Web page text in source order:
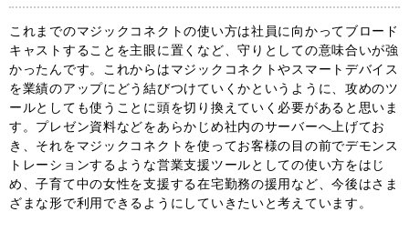
これまでのマジックコネクトの使い方は社員に向かってブロード
キャストすることを主眼に置くなど、守りとしての意味合いが強
かったんです。これからはマジックコネクトやスマートデバイス
を業績のアップにどう結びつけていくかというように、攻めのツ
ールとしても使うことに頭を切り換えていく必要があると思いま
す。プレゼン資料などをあらかじめ社内のサーバーへ上げてお
き、それをマジックコネクトを使ってお客様の目の前でデモンス
トレーションするような営業支援ツールとしての使い方をはじ
め、子育て中の女性を支援する在宅勤務の援用など、今後はさま
ざまな形で利用できるようにしていきたいと考えています。